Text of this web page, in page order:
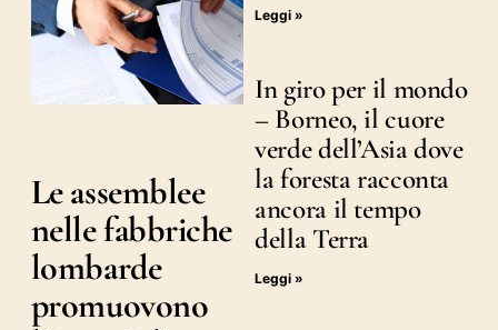
Le assemblee
nelle fabbriche
lombarde
promuovono
Leggi »
In giro per il mondo
– Borneo, il cuore
verde dell’Asia dove
la foresta racconta
ancora il tempo
della Terra
Leggi »